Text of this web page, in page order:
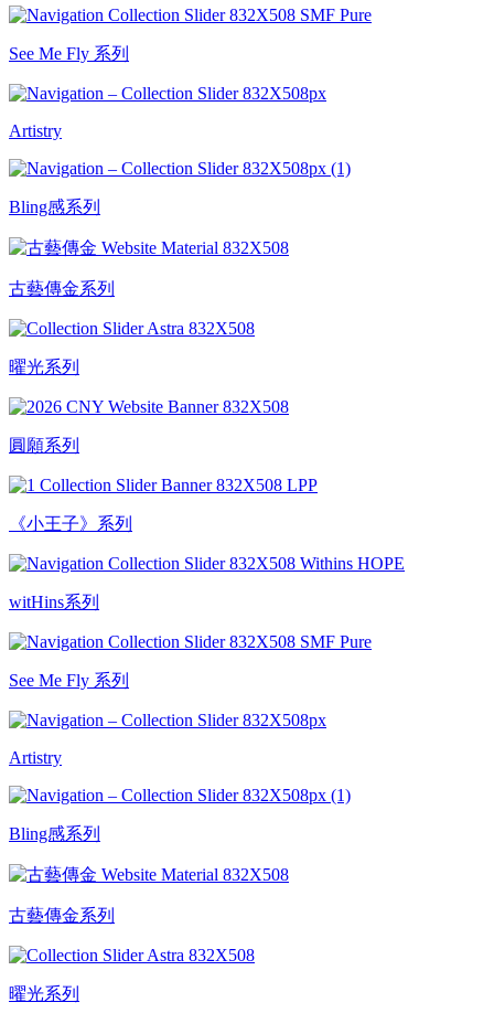
See Me Fly 系列
Artistry
Bling感系列
古藝傳金系列
曜光系列
圓願系列
《小王子》系列
witHins系列
See Me Fly 系列
Artistry
Bling感系列
古藝傳金系列
曜光系列